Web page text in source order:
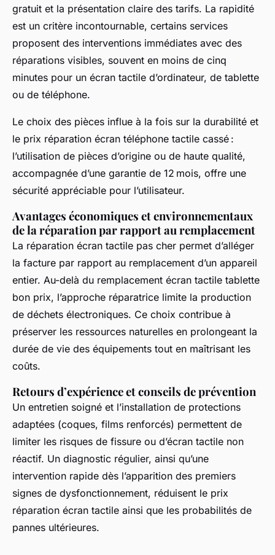
gratuit et la présentation claire des tarifs. La rapidité
est un critère incontournable, certains services
proposent des interventions immédiates avec des
réparations visibles, souvent en moins de cinq
minutes pour un écran tactile d’ordinateur, de tablette
ou de téléphone.
Le choix des pièces influe à la fois sur la durabilité et
le prix réparation écran téléphone tactile cassé :
l’utilisation de pièces d’origine ou de haute qualité,
accompagnée d’une garantie de 12 mois, offre une
sécurité appréciable pour l’utilisateur.
Avantages économiques et environnementaux
de la réparation par rapport au remplacement
La réparation écran tactile pas cher permet d’alléger
la facture par rapport au remplacement d’un appareil
entier. Au-delà du remplacement écran tactile tablette
bon prix, l’approche réparatrice limite la production
de déchets électroniques. Ce choix contribue à
préserver les ressources naturelles en prolongeant la
durée de vie des équipements tout en maîtrisant les
coûts.
Retours d’expérience et conseils de prévention
Un entretien soigné et l’installation de protections
adaptées (coques, films renforcés) permettent de
limiter les risques de fissure ou d’écran tactile non
réactif. Un diagnostic régulier, ainsi qu’une
intervention rapide dès l’apparition des premiers
signes de dysfonctionnement, réduisent le prix
réparation écran tactile ainsi que les probabilités de
pannes ultérieures.